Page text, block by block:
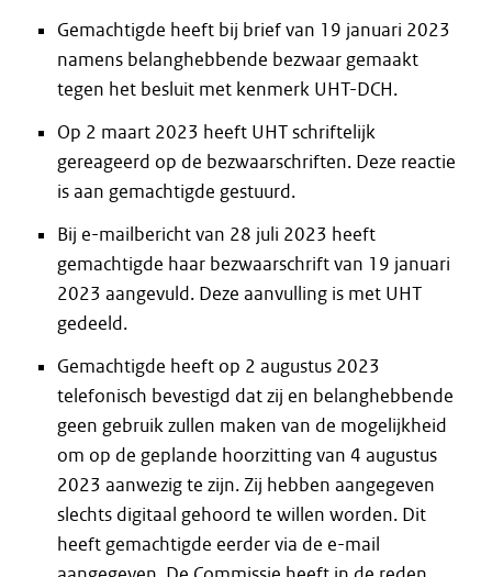
Gemachtigde heeft bij brief van 19 januari 2023
namens belanghebbende bezwaar gemaakt
tegen het besluit met kenmerk UHT-DCH.
Op 2 maart 2023 heeft UHT schriftelijk
gereageerd op de bezwaarschriften. Deze reactie
is aan gemachtigde gestuurd.
Bij e-mailbericht van 28 juli 2023 heeft
gemachtigde haar bezwaarschrift van 19 januari
2023 aangevuld. Deze aanvulling is met UHT
gedeeld.
Gemachtigde heeft op 2 augustus 2023
telefonisch bevestigd dat zij en belanghebbende
geen gebruik zullen maken van de mogelijkheid
om op de geplande hoorzitting van 4 augustus
2023 aanwezig te zijn. Zij hebben aangegeven
slechts digitaal gehoord te willen worden. Dit
heeft gemachtigde eerder via de e-mail